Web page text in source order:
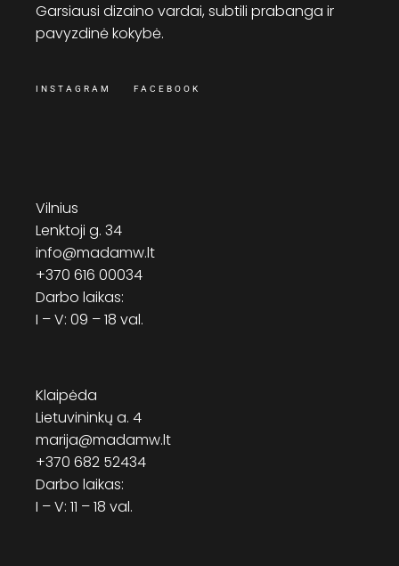
Garsiausi dizaino vardai, subtili prabanga ir
pavyzdinė kokybė.
INSTAGRAM FACEBOOK
Vilnius
Lenktoji g. 34
info@madamw.lt
+370 616 00034
Darbo laikas:
I – V: 09 – 18 val.
Klaipėda
Lietuvininkų a. 4
marija@madamw.lt
+370 682 52434
Darbo laikas:
I – V: 11 – 18 val.